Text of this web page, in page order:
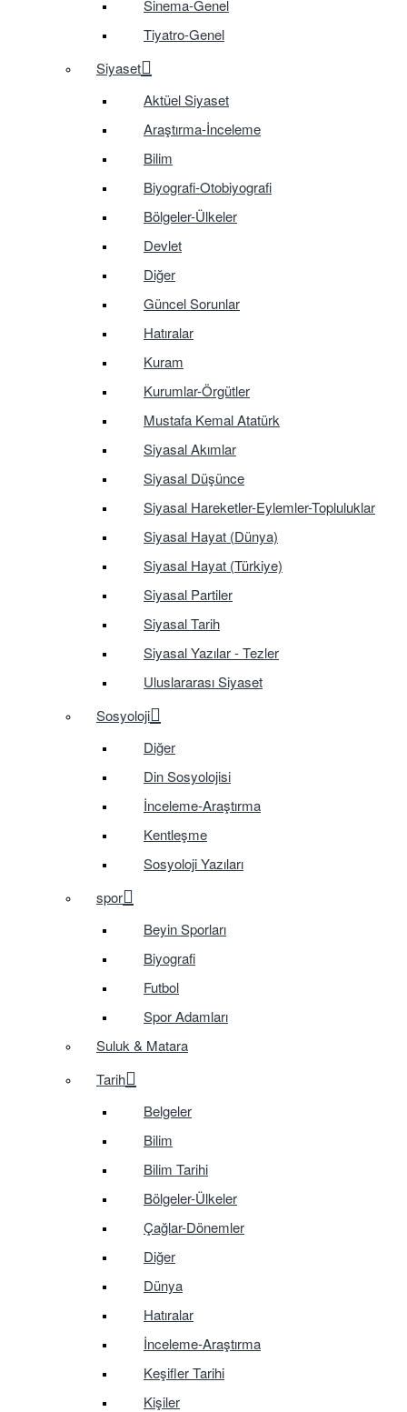
Sinema-Genel
Tiyatro-Genel
Siyaset
Aktüel Siyaset
Araştırma-İnceleme
Bilim
Biyografi-Otobiyografi
Bölgeler-Ülkeler
Devlet
Diğer
Güncel Sorunlar
Hatıralar
Kuram
Kurumlar-Örgütler
Mustafa Kemal Atatürk
Siyasal Akımlar
Siyasal Düşünce
Siyasal Hareketler-Eylemler-Topluluklar
Siyasal Hayat (Dünya)
Siyasal Hayat (Türkiye)
Siyasal Partiler
Siyasal Tarih
Siyasal Yazılar - Tezler
Uluslararası Siyaset
Sosyoloji
Diğer
Din Sosyolojisi
İnceleme-Araştırma
Kentleşme
Sosyoloji Yazıları
spor
Beyin Sporları
Biyografi
Futbol
Spor Adamları
Suluk & Matara
Tarih
Belgeler
Bilim
Bilim Tarihi
Bölgeler-Ülkeler
Çağlar-Dönemler
Diğer
Dünya
Hatıralar
İnceleme-Araştırma
Keşifler Tarihi
Kişiler